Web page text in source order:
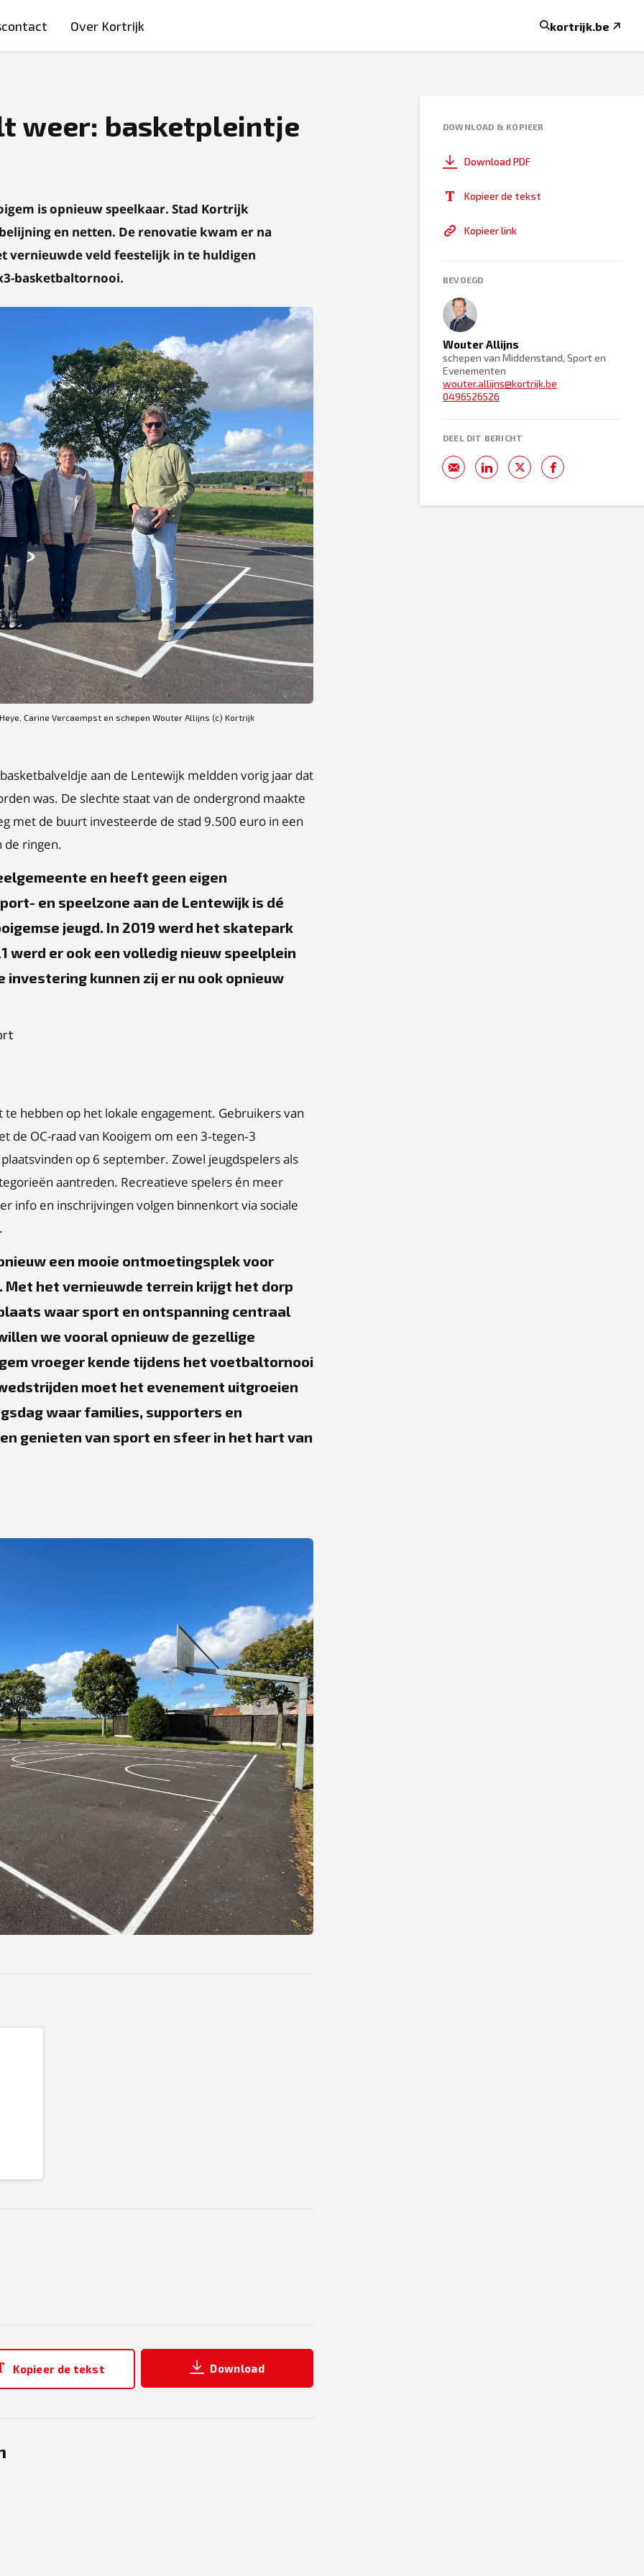
Over Kortrijk kortrijk.be
weer: basketpleintje
is opnieuw speelkaar. Stad Kortrijk
en netten. De renovatie kwam er na
vernieuwde veld feestelijk in te huldigen
basketbaltornooi.
Carine Vercaempst en schepen Wouter Allijns (c) Kortrijk
aan de Lentewijk meldden vorig jaar dat
was. De slechte staat van de ondergrond maakte
met de buurt investeerde de stad 9.500 euro in een
de ringen.
en heeft geen eigen
en speelzone aan de Lentewijk is dé
jeugd. In 2019 werd het skatepark
werd er ook een volledig nieuw speelplein
investering kunnen zij er nu ook opnieuw
hebben op het lokale engagement. Gebruikers van
de OC-raad van Kooigem om een 3‑tegen‑3
op 6 september. Zowel jeugdspelers als
aantreden. Recreatieve spelers én meer
info en inschrijvingen volgen binnenkort via sociale
een mooie ontmoetingsplek voor
Met het vernieuwde terrein krijgt het dorp
waar sport en ontspanning centraal
we vooral opnieuw de gezellige
vroeger kende tijdens het voetbaltornooi
moet het evenement uitgroeien
waar families, supporters en
genieten van sport en sfeer in het hart van
Kopieer de tekst Download
DOWNLOAD & KOPIEER
Download PDF
Kopieer de tekst
Kopieer link
BEVOEGD
Wouter Allijns
schepen van Middenstand, Sport en
Evenementen
wouter.allijns@kortrijk.be
0496526526
DEEL DIT BERICHT